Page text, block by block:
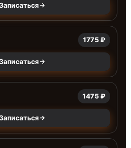
1775 ₽
1475 ₽